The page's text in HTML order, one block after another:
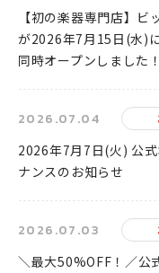
【初の楽器専門店】ビ
が2026年7月15日(水)
同時オープンしました！
2026.07.04
2026年7月7日(火) 公
ナンスのお知らせ
2026.07.03
＼最大50%OFF！／公